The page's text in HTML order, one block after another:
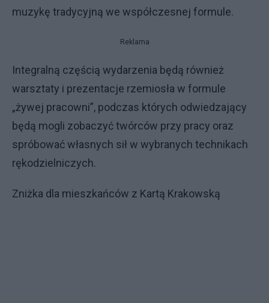
muzykę tradycyjną we współczesnej formule.
Reklama
Integralną częścią wydarzenia będą również
warsztaty i prezentacje rzemiosła w formule
„żywej pracowni”, podczas których odwiedzający
będą mogli zobaczyć twórców przy pracy oraz
spróbować własnych sił w wybranych technikach
rękodzielniczych.
Zniżka dla mieszkańców z Kartą Krakowską